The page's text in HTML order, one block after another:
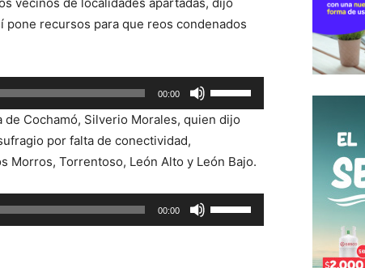
recursos para que reos condenados
00:00
las
teclas
flecha
arriba/abajo
para
Cochamó, Silverio Morales, quien dijo
por falta de conectividad,
Morros, Torrentoso, León Alto y León Bajo.
00:00
las